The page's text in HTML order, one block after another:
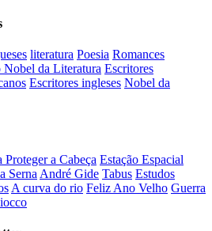
literatura Poesia Romances
Nobel da Literatura Escritores
Escritores ingleses Nobel da
a Cabeça Estação Espacial
Serna André Gide Tabus Estudos
A curva do rio Feliz Ano Velho Guerra